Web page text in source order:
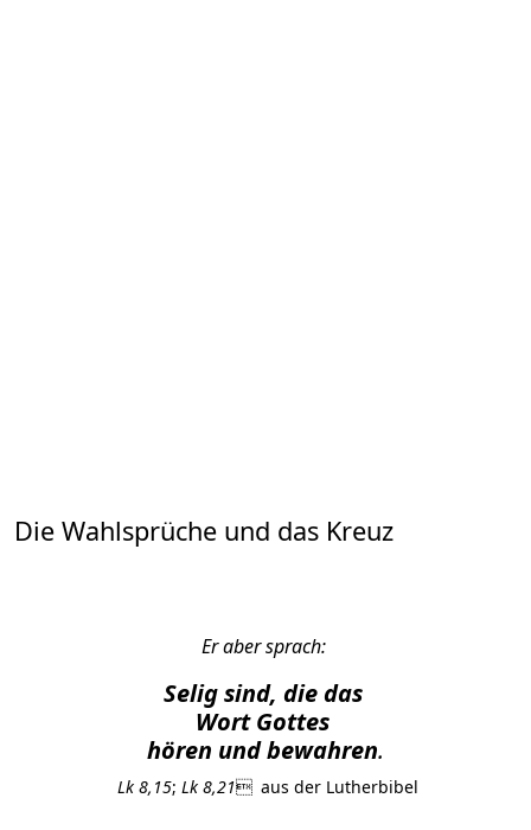
Die Wahlsprüche und das Kreuz
Er aber sprach:
Selig sind, die das
Wort Gottes
hören und bewahren.
Lk 8,15; Lk 8,21 aus der Lutherbibel